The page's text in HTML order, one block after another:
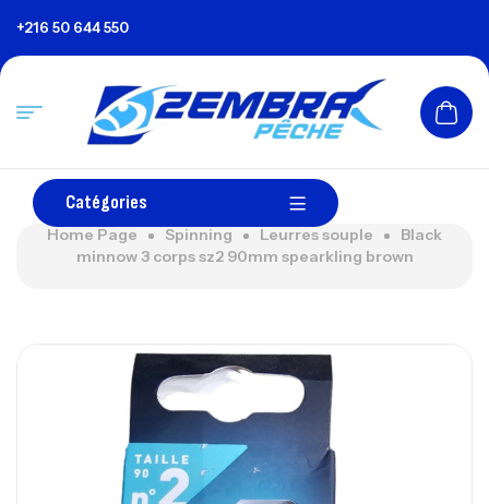
+216 50 644 550
Catégories
Home Page Spinning Leurres souple
Black
minnow 3 corps sz2 90mm spearkling brown